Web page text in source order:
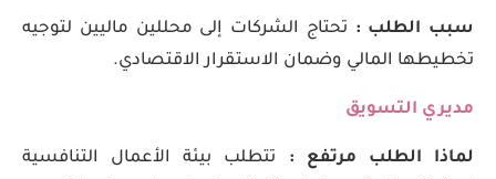
سبب الطلب : تحتاج الشركات إلى محللين ماليين لتوجيه
تخطيطها المالي وضمان الاستقرار الاقتصادي.
مديري التسويق
لماذا الطلب مرتفع : تتطلب بيئة الأعمال التنافسية